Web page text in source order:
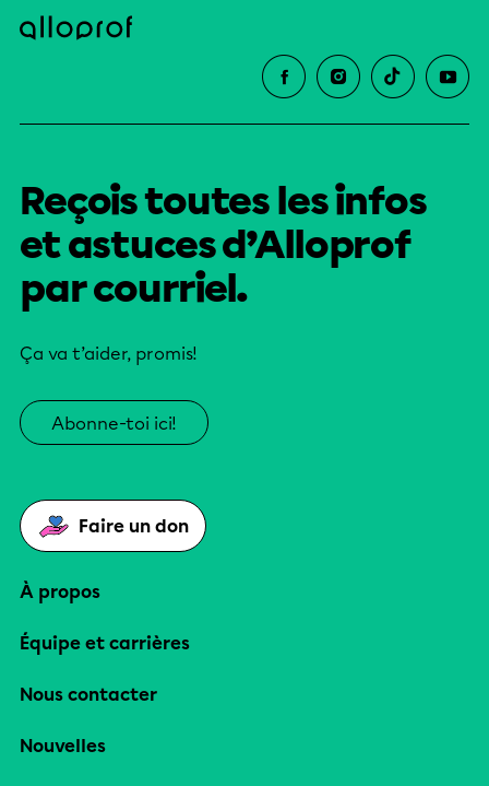
Reçois toutes les infos
et astuces d’Alloprof
par courriel.
Ça va t’aider, promis!
Abonne-toi ici!
Faire un don
À propos
Équipe et carrières
Nous contacter
Nouvelles